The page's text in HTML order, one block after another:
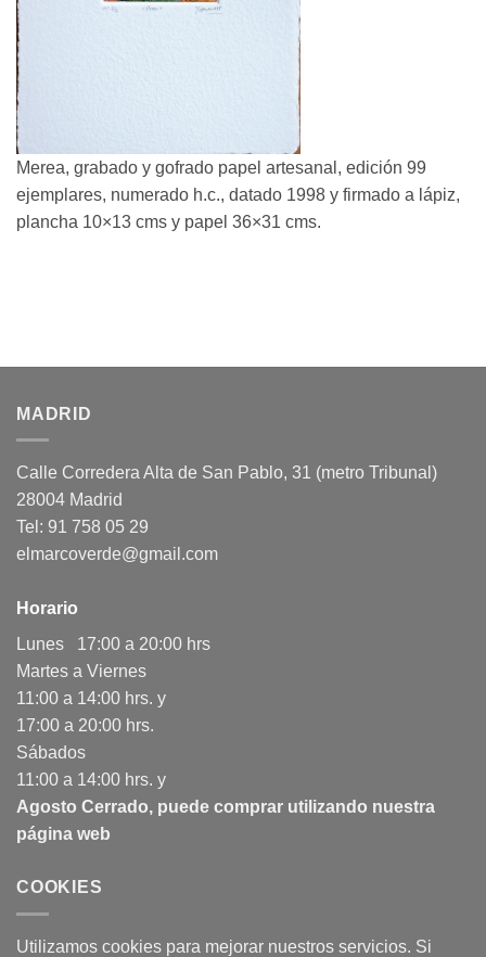
Merea, grabado y gofrado papel artesanal, edición 99
ejemplares, numerado h.c., datado 1998 y firmado a lápiz,
plancha 10×13 cms y papel 36×31 cms.
MADRID
Calle Corredera Alta de San Pablo, 31 (metro Tribunal)
28004 Madrid
Tel: 91 758 05 29
elmarcoverde@gmail.com
Horario
Lunes 17:00 a 20:00 hrs
Martes a Viernes
11:00 a 14:00 hrs. y
17:00 a 20:00 hrs.
Sábados
11:00 a 14:00 hrs. y
Agosto Cerrado, puede comprar utilizando nuestra
página web
COOKIES
Utilizamos cookies para mejorar nuestros servicios. Si